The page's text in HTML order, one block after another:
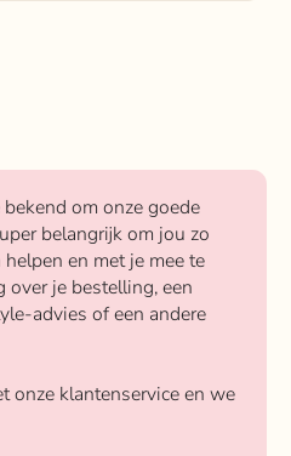
om onze goede
belangrijk om jou zo
en met je mee te
over je bestelling, een
advies of een andere
onze klantenservice en we